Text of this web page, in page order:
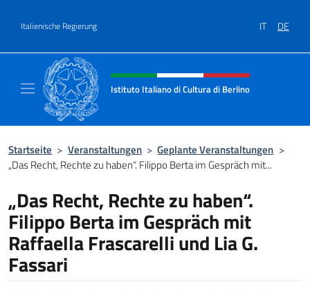
Italienische Regierung IT DE
Header-Site, Social und Menü
Istituto Italiano di Cultura di Berlino
Startseite > Veranstaltungen > Geplante Veranstaltungen >
„Das Recht, Rechte zu haben“. Filippo Berta im Gespräch mit...
„Das Recht, Rechte zu haben“.
Filippo Berta im Gespräch mit
Raffaella Frascarelli und Lia G.
Fassari